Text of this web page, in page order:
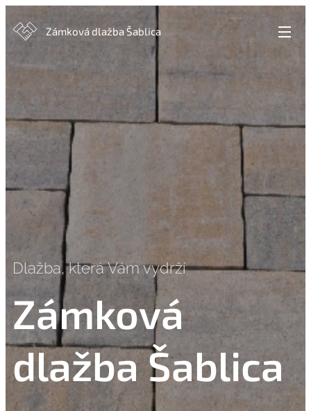
Zámková dlažba Šablica
Dlažba, která Vám vydrží
Zámková
dlažba Šablica